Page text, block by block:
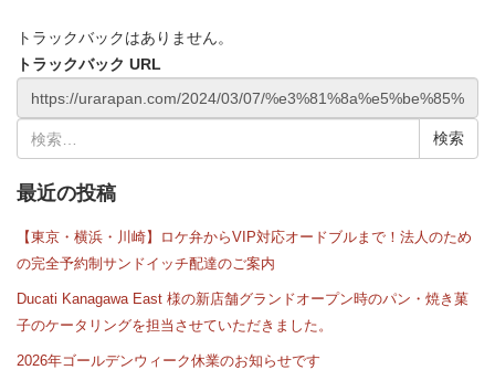
トラックバックはありません。
トラックバック URL
索:
最近の投稿
【東京・横浜・川崎】ロケ弁からVIP対応オードブルまで！法人のため
の完全予約制サンドイッチ配達のご案内
Ducati Kanagawa East 様の新店舗グランドオープン時のパン・焼き菓
子のケータリングを担当させていただきました。
2026年ゴールデンウィーク休業のお知らせです